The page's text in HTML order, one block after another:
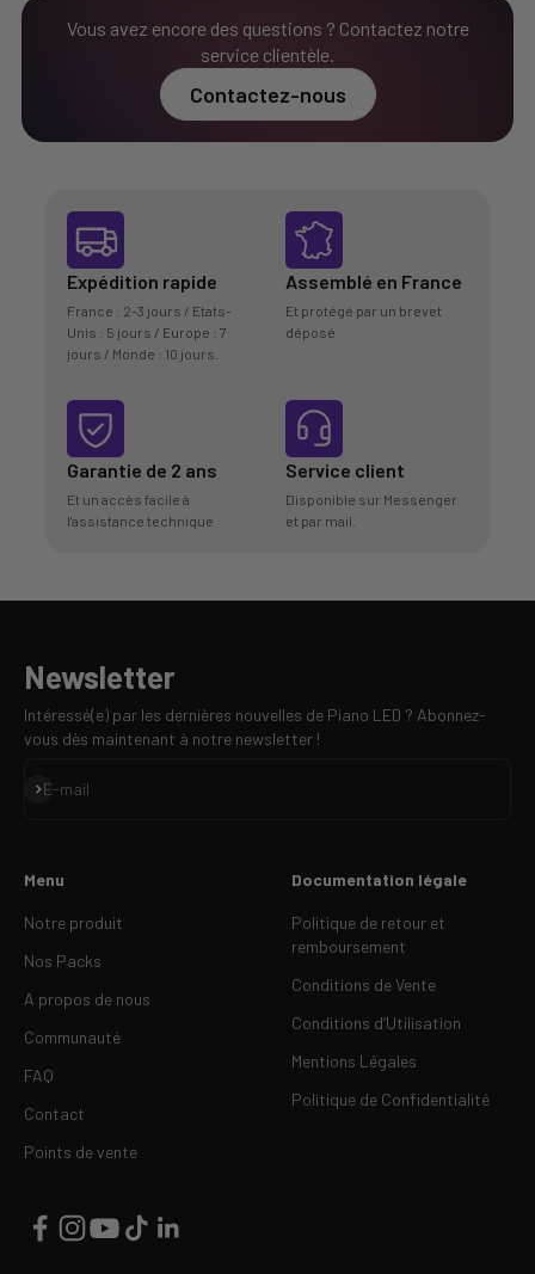
Acheter le câble MIDI
Vous avez encore des questions ? Contactez notre
service clientèle.
Contactez-nous
Expédition rapide
France : 2-3 jours / Etats-
Unis : 5 jours / Europe : 7
jours / Monde : 10 jours.
Assemblé en France
Et protégé par un brevet
déposé
Garantie de 2 ans
Et un accès facile à
l'assistance technique
Service client
Disponible sur Messenger
et par mail.
Newsletter
Intéressé(e) par les dernières nouvelles de Piano LED ? Abonnez-
vous dès maintenant à notre newsletter !
E-mail
S'inscrire
Menu
Notre produit
Nos Packs
A propos de nous
Communauté
FAQ
Contact
Points de vente
Documentation légale
Politique de retour et
remboursement
Conditions de Vente
Conditions d’Utilisation
Mentions Légales
Politique de Confidentialité